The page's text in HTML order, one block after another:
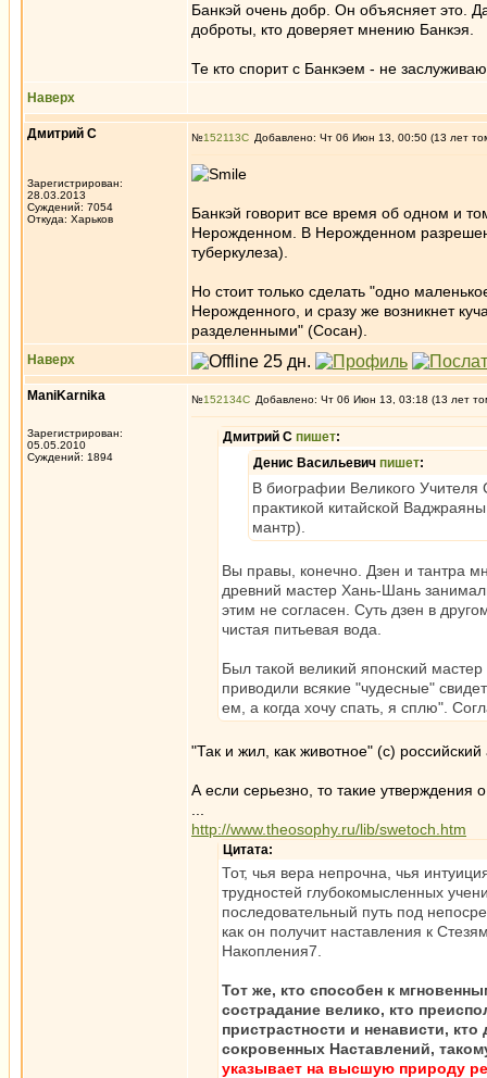
Банкэй очень добр. Он объясняет это.
доброты, кто доверяет мнению Банкэя.
Те кто спорит с Банкэем - не
Наверх
Дмитрий С
Зарегистрирован:
28.03.2013
Суждений: 7054
Откуда: Харьков
№152113 Добавлено: Чт 06 Июн 13, 00:50 (13 лет
Банкэй говорит все время об одном и
Нерожденном. В Нерожденном
туберкулеза).
Но стоит только сделать "одно
Нерожденного, и сразу же возникнет
разделенными" (Сосан).
Наверх
ManiKarnika
Зарегистрирован:
05.05.2010
Суждений: 1894
№152134 Добавлено: Чт 06 Июн 13, 03:18 (13 лет
Дмитрий С пишет:
Денис Васильевич пишет:
В биографии Великого Учителя
практикой китайской
мантр).
Вы правы, конечно. Дзен и тантра
древний мастер Хань-Шань
этим не согласен. Суть дзен в
чистая питьевая вода.
Был такой великий японский
приводили всякие "чудесные"
ем, а когда хочу спать, я сплю".
"Так и жил, как животное" (с)
А если серьезно, то такие утверждения
http://www.theosophy.ru/lib/swetoch.htm
Цитата:
Тот, чья вера непрочна, чья
трудностей глубокомысленных
последовательный путь под
как он получит наставления к
Накопления7.
Тот же, кто способен к
сострадание велико, кто
пристрастности и ненависти,
сокровенных Наставлений,
указывает на высшую природу